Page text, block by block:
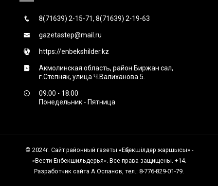
8(71639) 2-15-71, 8(71639) 2-19-63
gazetastep@mail.ru
https://enbekshilder.kz
Акмолинская область, район Биржан сал,
г.Степняк, улица Ч.Валиханова 5.
09:00 - 18:00
Понедельник - Пятница
© 2024г. Сайт районный газеты «Еңбекшiлдер жаршысы» -
«Вести Енбекшильдерья». Все права защищены. +14.
Разработчик сайта А.Оспанов, тел.: 8-776-829-01-79.